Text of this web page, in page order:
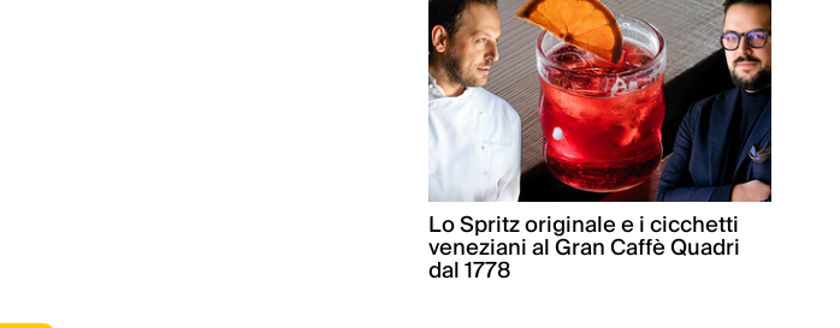
Lo Spritz originale e i cicchetti
veneziani al Gran Caffè Quadri
dal 1778